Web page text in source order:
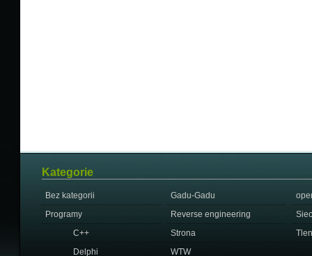
Kategorie
Bez kategorii Gadu-Gadu
Programy
C++
Delphi
Reverse engineering
Strona
Tlen
WTW